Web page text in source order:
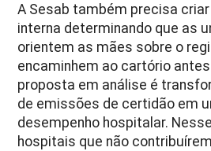
A Sesab também precisa
interna determinando que as
orientem as mães sobre o
encaminhem ao cartório
proposta em análise é
de emissões de certidão em
desempenho hospitalar.
hospitais que não